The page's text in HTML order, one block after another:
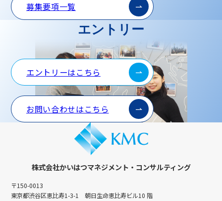
募集要項一覧
エントリー
エントリーはこちら
お問い合わせはこちら
株式会社かいはつマネジメント・コンサルティング
〒150-0013
東京都渋谷区恵比寿1-3-1 朝日生命恵比寿ビル10 階